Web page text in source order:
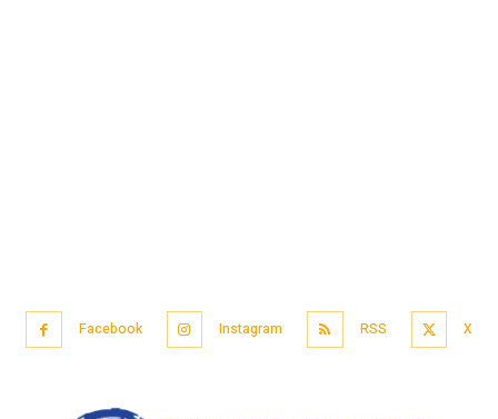
Facebook Instagram RSS X